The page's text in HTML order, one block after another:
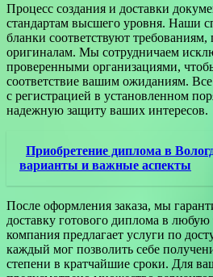
Процесс создания и доставки
стандартам высшего уровня. Наши
бланки соответствуют
оригиналам. Мы сотрудничаем
проверенными организациями,
соответствие вашим ожиданиям.
с регистрацией в установленном
надежную защиту ваших интересов.
Приобретение диплома в
варианты и важные аспекты
После оформления заказа, мы
доставку готового диплома в
компания предлагает услуги по
каждый мог позволить себе
степени в кратчайшие сроки. Для